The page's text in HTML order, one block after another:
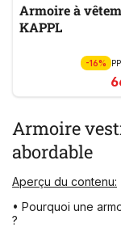
Armoire à
KAPPL
-16%
Armoire
abordable
Aperçu du contenu:
• Pourquoi une
?